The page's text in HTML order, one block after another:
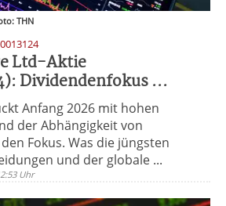
THN
Ltd-Aktie
Dividendenfokus ...
Anfang 2026 mit hohen
der Abhängigkeit von
Fokus. Was die jüngsten
und der globale ...
Uhr